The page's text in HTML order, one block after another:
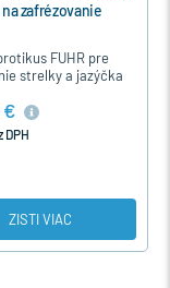
zafrézovanie
FUHR pre
strelky a jazýčka
- 4mm medzeru
a krídlom , na…
€
DPH
ZISTI VIAC